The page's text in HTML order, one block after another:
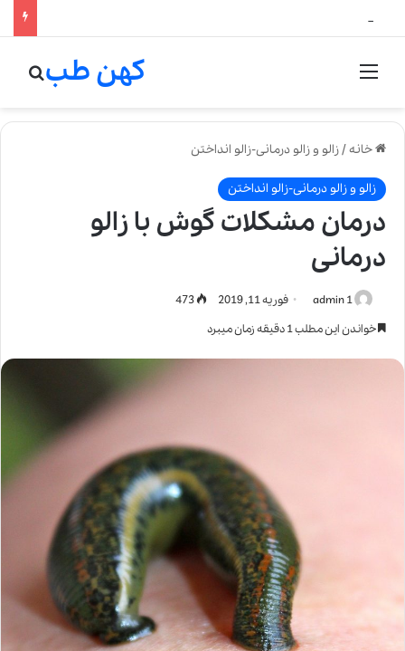
منو کهن طب
خانه/زالو و زالو درمانی-زالو انداختن
زالو و زالو درمانی-زالو انداختن
درمان مشکلات گوش با زالو
درمانی
admin 1 فوریه 11, 2019
خواندن این مطلب 1 دقیقه زمان میبرد